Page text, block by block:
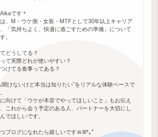
です＊
、M・ウケ側・女装・MTFとして30年以上キャリア
「気持ちよく、快適に過ごすための準備」について
。
どうしてる？
て実際どれが使いやすい？
けてる食事ってある？
聞けないけど本当は知りたい”をリアルな体験ベースで
向けて「ウケが本音でやってほしいこと」もお伝え
これから会う予定のある人、パートナーを大切にし
でほしいです。
ブログになれたら嬉しいですꔛꕤ*｡ﾟ